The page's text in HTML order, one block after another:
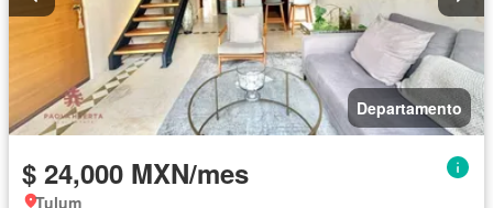
Departamento
$ 24,000 MXN/mes
Tulum